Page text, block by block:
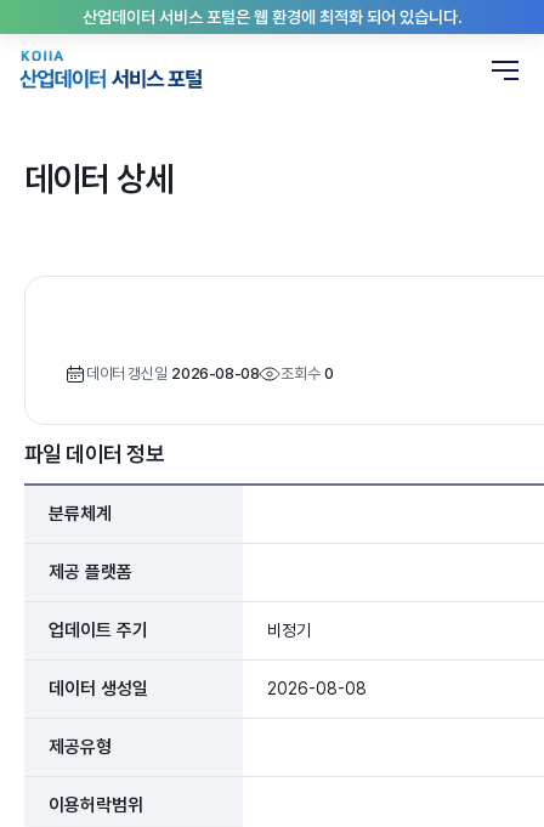
산업데이터 서비스 포털은 웹 환경에 최적화 되어 있습니다.
데이터 상세
데이터 갱신일 2026-08-08 조회수 0
파일 데이터 정보
분류체계
제공 플랫폼
업데이트 주기 비정기
데이터 생성일 2026-08-08
제공유형
이용허락범위